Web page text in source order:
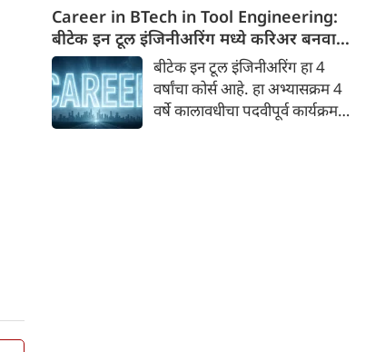
भारतीय पदार्थांमध्ये सोड्याची
आवश्यकता असते, त्यामुळे तो
प्रत्येक घरात आढळतो. बेकिंग सोडा
म्हणजे सोडियम बायकार्बोनेट. तो
नैसर्गिकरित्या आढळतो आणि
पांढऱ्या पावडरच्या स्वरूपात येतो.
Career in BTech in Tool Engineering:
बीटेक इन टूल इंजिनीअरिंग मध्ये करिअर बनवा
पात्रता, व्याप्ती ,पगार जाणून घ्या
बीटेक इन टूल इंजिनीअरिंग हा 4
वर्षांचा कोर्स आहे. हा अभ्यासक्रम 4
वर्षे कालावधीचा पदवीपूर्व कार्यक्रम